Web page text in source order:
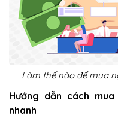
Làm thế nào để mua
Hướng dẫn cách
nhanh